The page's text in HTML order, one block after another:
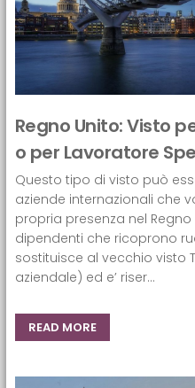
Regno Unito: Visto
o per Lavoratore
Questo tipo di visto può
aziende internazionali che
propria presenza nel
dipendenti che ricoprono
sostituisce al vecchio visto
aziendale) ed e’ riser...
READ MORE